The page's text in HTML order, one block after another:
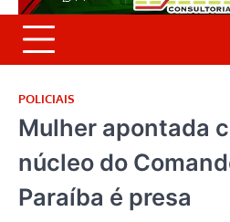
POLICIAIS
Mulher apontada
núcleo do
Paraíba é presa